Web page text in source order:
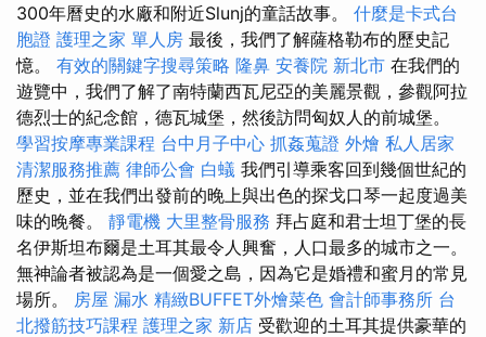
300年曆史的水廠和附近Slunj的童話故事。 什麼是卡式台
胞證 護理之家 單人房 最後，我們了解薩格勒布的歷史記
憶。 有效的關鍵字搜尋策略 隆鼻 安養院 新北市 在我們的
遊覽中，我們了解了南特蘭西瓦尼亞的美麗景觀，參觀阿拉
德烈士的紀念館，德瓦城堡，然後訪問匈奴人的前城堡。
學習按摩專業課程 台中月子中心 抓姦蒐證 外燴 私人居家
清潔服務推薦 律師公會 白蟻 我們引導乘客回到幾個世紀的
歷史，並在我們出發前的晚上與出色的探戈口琴一起度過美
味的晚餐。 靜電機 大里整骨服務 拜占庭和君士坦丁堡的長
名伊斯坦布爾是土耳其最令人興奮，人口最多的城市之一。
無神論者被認為是一個愛之島，因為它是婚禮和蜜月的常見
場所。 房屋 漏水 精緻BUFFET外燴菜色 會計師事務所 台
北撥筋技巧課程 護理之家 新店 受歡迎的土耳其提供豪華的